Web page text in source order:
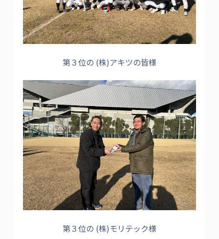
第３位の (株)アキツの皆様
第３位の (株)モリテック様